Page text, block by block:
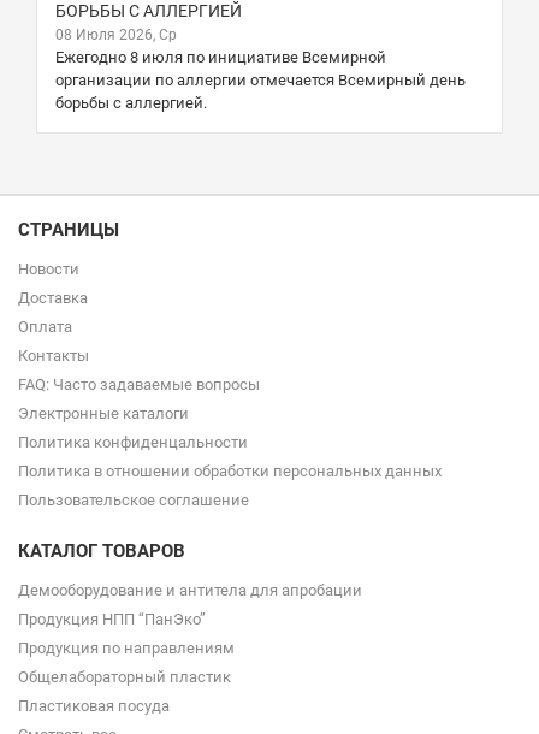
БОРЬБЫ С АЛЛЕРГИЕЙ
08 Июля 2026, Ср
Ежегодно 8 июля по инициативе Всемирной
организации по аллергии отмечается Всемирный день
борьбы с аллергией.
СТРАНИЦЫ
Новости
Доставка
Оплата
Контакты
FAQ: Часто задаваемые вопросы
Электронные каталоги
Политика конфиденцальности
Политика в отношении обработки персональных данных
Пользовательское соглашение
КАТАЛОГ ТОВАРОВ
Демооборудование и антитела для апробации
Продукция НПП “ПанЭко”
Продукция по направлениям
Общелабораторный пластик
Пластиковая посуда